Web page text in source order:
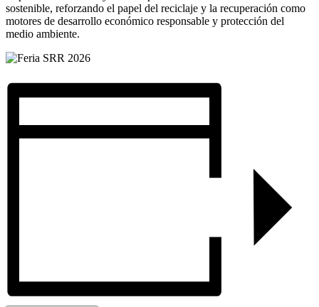
sostenible, reforzando el papel del reciclaje y la recuperación como
motores de desarrollo económico responsable y protección del
medio ambiente.